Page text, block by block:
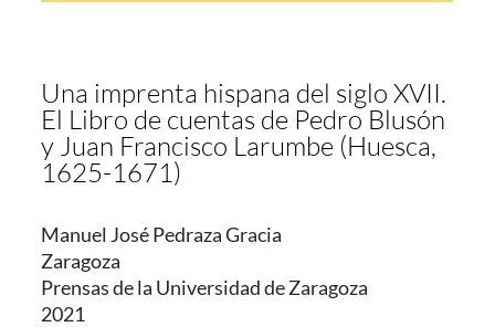
Una imprenta hispana del siglo XVII.
El Libro de cuentas de Pedro Blusón
y Juan Francisco Larumbe (Huesca,
1625-1671)
Manuel José Pedraza Gracia
Zaragoza
Prensas de la Universidad de Zaragoza
2021